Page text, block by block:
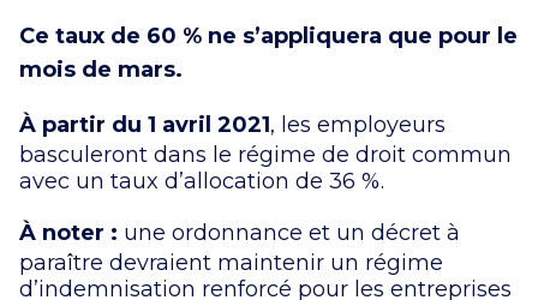
Ce taux de 60 % ne s’appliquera que pour le
mois de mars.
À partir du 1 avril 2021, les employeurs
basculeront dans le régime de droit commun
avec un taux d’allocation de 36 %.
À noter : une ordonnance et un décret à
paraître devraient maintenir un régime
d’indemnisation renforcé pour les entreprises